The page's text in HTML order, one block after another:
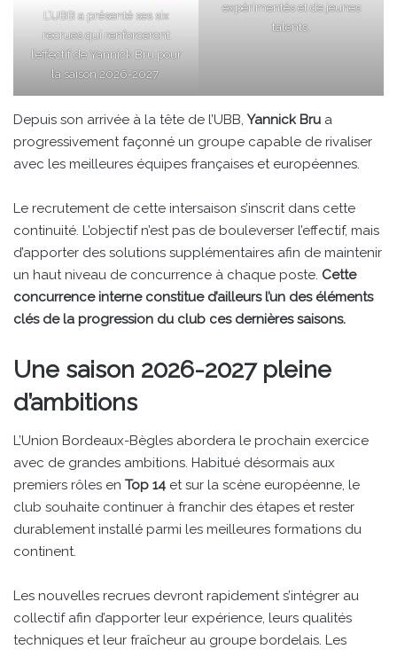
L’UBB a présenté ses six
recrues qui renforceront
l’effectif de Yannick Bru pour
la saison 2026-2027.
expérimentés et de jeunes
talents.
Depuis son arrivée à la tête de l’UBB,Yannick Bru a
progressivement façonné un groupe capable de rivaliser
avec les meilleures équipes françaises et européennes.
Le recrutement de cette intersaison s’inscrit dans cette
continuité. L’objectif n’est pas de bouleverser l’effectif, mais
d’apporter des solutions supplémentaires afin de maintenir
un haut niveau de concurrence à chaque poste. Cette
concurrence interne constitue d’ailleurs l’un des éléments
clés de la progression du club ces dernières saisons.
Une saison 2026-2027 pleine
d’ambitions
L’Union Bordeaux-Bègles abordera le prochain exercice
avec de grandes ambitions. Habitué désormais aux
premiers rôles en Top 14 et sur la scène européenne, le
club souhaite continuer à franchir des étapes et rester
durablement installé parmi les meilleures formations du
continent.
Les nouvelles recrues devront rapidement s’intégrer au
collectif afin d’apporter leur expérience, leurs qualités
techniques et leur fraîcheur au groupe bordelais. Les